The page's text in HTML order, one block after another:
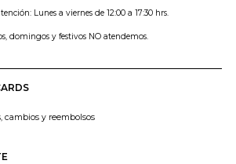
Lunes a viernes de 12:00 a 17:30 hrs.
domingos y festivos NO atendemos.
cambios y reembolsos